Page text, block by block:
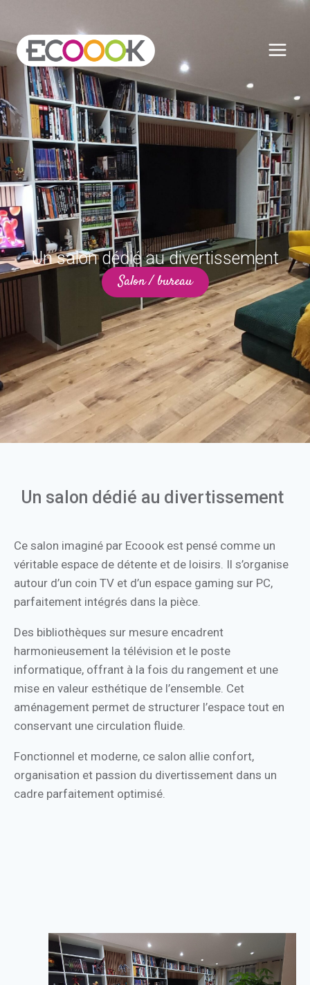
Un salon dédié au divertissement
Salon / bureau
Un salon dédié au divertissement
Ce salon imaginé par Ecoook est pensé comme un
véritable espace de détente et de loisirs. Il s’organise
autour d’un coin TV et d’un espace gaming sur PC,
parfaitement intégrés dans la pièce.
Des bibliothèques sur mesure encadrent
harmonieusement la télévision et le poste
informatique, offrant à la fois du rangement et une
mise en valeur esthétique de l’ensemble. Cet
aménagement permet de structurer l’espace tout en
conservant une circulation fluide.
Fonctionnel et moderne, ce salon allie confort,
organisation et passion du divertissement dans un
cadre parfaitement optimisé.